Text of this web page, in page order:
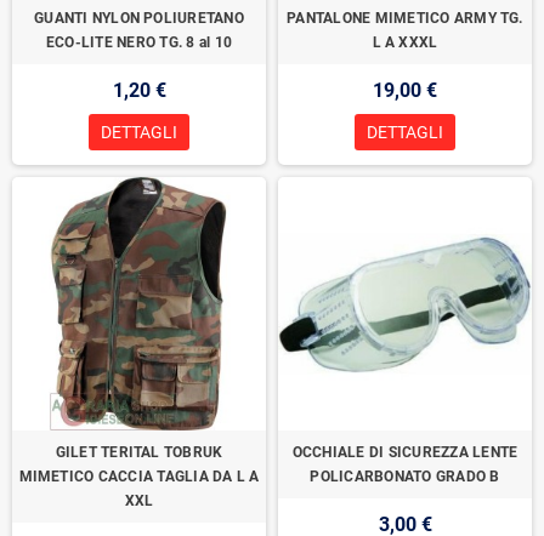
GUANTI NYLON POLIURETANO
ECO-LITE NERO TG. 8 al 10
1,20 €
DETTAGLI
PANTALONE MIMETICO ARMY TG.
L A XXXL
19,00 €
DETTAGLI
GILET TERITAL TOBRUK
MIMETICO CACCIA TAGLIA DA L A
XXL
OCCHIALE DI SICUREZZA LENTE
POLICARBONATO GRADO B
3,00 €